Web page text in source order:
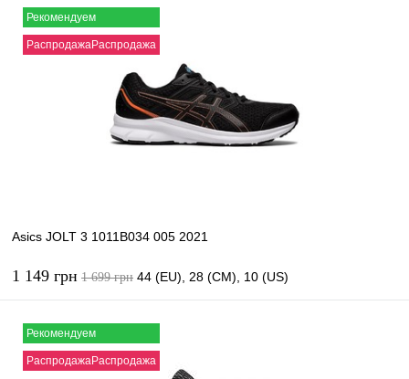
Рекомендуем
РаспродажаРаспродажа
Asics JOLT 3 1011B034 005 2021
1 149 грн 1 699 грн 44 (EU), 28 (CM), 10 (US)
Рекомендуем
РаспродажаРаспродажа